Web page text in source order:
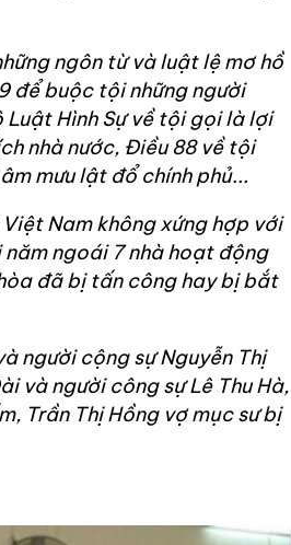
ngôn từ và luật lệ mơ hồ
để buộc tội những người
Hình Sự về tội gọi là lợi
nhà nước, Điều 88 về tội
mưu lật đổ chính phủ...
Nam không xứng hợp với
ngoái 7 nhà hoạt động
đã bị tấn công hay bị bắt
người cộng sự Nguyễn Thị
và người công sự Lê Thu Hà,
Trần Thị Hồng vợ mục sư bị